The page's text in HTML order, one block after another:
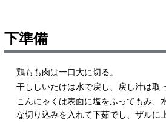
下準備
鶏もも肉は一口大に切る。
干ししいたけは水で戻し、戻し汁は取
こんにゃくは表面に塩をふってもみ、
な切り込みを入れて下茹でし、ザルに